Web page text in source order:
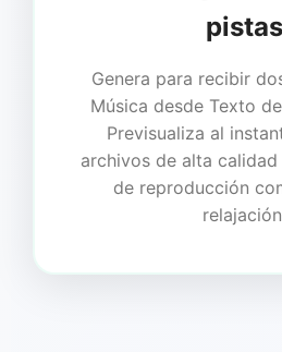
pistas
Genera para recibir
Música desde Texto
Previsualiza al
archivos de alta
de reproducción